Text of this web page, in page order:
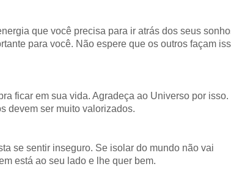
que você precisa para ir atrás dos seus
para você. Não espere que os outros façam
ficar em sua vida. Agradeça ao Universo por isso.
devem ser muito valorizados.
se sentir inseguro. Se isolar do mundo não vai
está ao seu lado e lhe quer bem.